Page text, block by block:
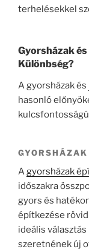
terhelésekkel
Gyorsházak
Különbség?
A gyorsházak és
hasonló
GYORSHÁZAK
Agyorsházak
időszakra
gyors és
építkezése
ideális
szeretnének új